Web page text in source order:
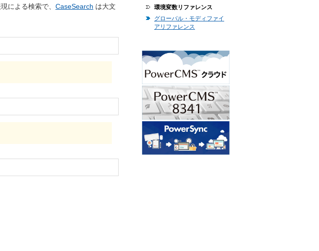
による検索で、 CaseSearch は大文
環境変数リファレンス
グローバル・モディファイ
アリファレンス